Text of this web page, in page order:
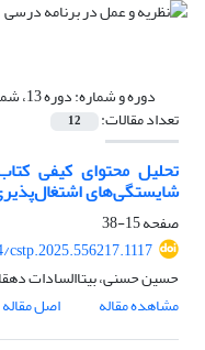
دوره و شماره:دوره 13، شماره 26، اسفند 1404، صفحه 1-343
تعداد مقالات: 12
تحلیل محتوای کیفی
شایستگی‌های
صفحه15-38
cstp.2025.556217.1117
حسین حسنی، بیتاالسادات
مشاهده مقاله
اصل مقاله